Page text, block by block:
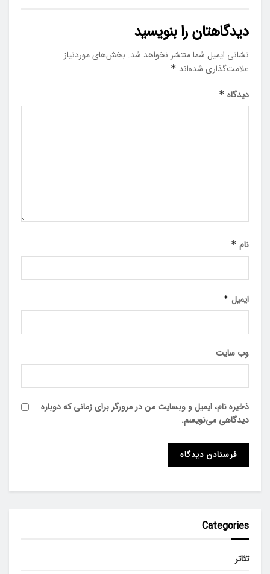
دیدگاهتان را بنویسید
نشانی ایمیل شما منتشر نخواهد شد. بخش‌های موردنیاز
علامت‌گذاری شده‌اند *
دیدگاه *
نام *
ایمیل *
وب‌ سایت
ذخیره نام، ایمیل و وبسایت من در مرورگر برای زمانی که دوباره
دیدگاهی می‌نویسم.
Categories
تئاتر